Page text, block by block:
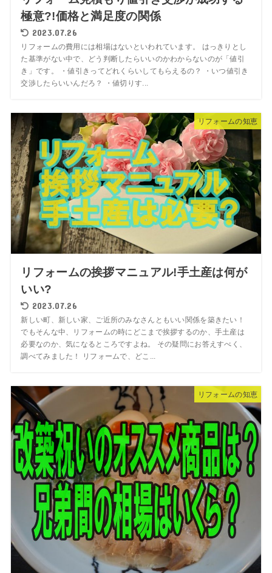
極意?!価格と満足度の関係
2023.07.26
リフォームの費用には相場はないといわれています。 はっきりとし
た基準がない中で、どう判断したらいいのかわからないのが「値引
き」です。 ・値引きってどれくらいしてもらえるの？ ・いつ値引き
交渉したらいいんだろ？ ・値切りす...
リフォームの知恵
リフォームの挨拶マニュアル!手土産は何が
いい?
2023.07.26
新しい町、新しい家、ご近所のみなさんともいい関係を築きたい！
でもそんな中、リフォームの時にどこまで挨拶するのか、手土産は
必要なのか、気になるところですよね。 その疑問にお答えすべく、
調べてみました！ リフォームで、どこ...
リフォームの知恵